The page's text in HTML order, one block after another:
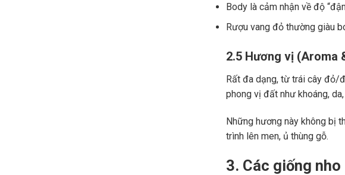
Body là cảm nhận về độ
Rượu vang đỏ thường giàu
2.5 Hương vị (Aroma
Rất đa dạng, từ trái cây đỏ/
phong vị đất như khoáng,
Những hương này không bị
trình lên men, ủ thùng gỗ.
3. Các giống